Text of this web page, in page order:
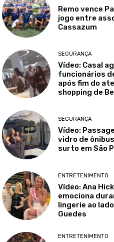
Remo vence
jogo entre
Cassazum
SEGURANÇA
Vídeo: Casal
funcionários
após fim do
shopping de
SEGURANÇA
Vídeo:
vidro de
surto em São
ENTRETENIMENTO
Vídeo: Ana
emociona
lingerie ao
Guedes
ENTRETENIMENTO